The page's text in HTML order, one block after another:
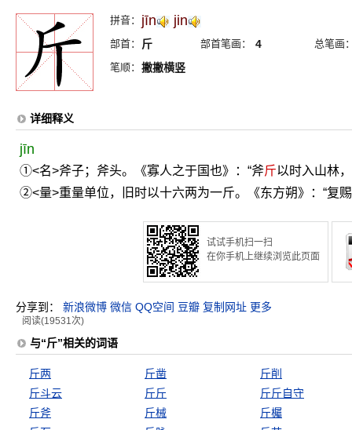
拼音： jīn jin
部首： 斤 部首笔画： 4
总笔画
笔顺： 撇撇横竖
详细释义
jīn
①<名>斧子；斧头。《寡人之于国也》：“斧斤以时入山林
②<量>重量单位，旧时以十六两为一斤。《东方朔》：“复
试试手机扫一扫
在你手机上继续浏览此页面
分享到： 新浪微博 微信 QQ空间 豆瓣 复制网址 更多
阅读(19531次)
与“斤”相关的词语
斤两 斤凿
斤削
斤斗云
斤斤
斤斤自守
斤斧
斤械
斤欘